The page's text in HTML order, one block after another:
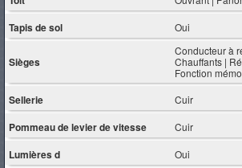
Tapis de sol Oui
Sièges
Conducteur à
Chauffants |
Fonction
Sellerie Cuir
Pommeau de levier de vitesse Cuir
Lumières d Oui